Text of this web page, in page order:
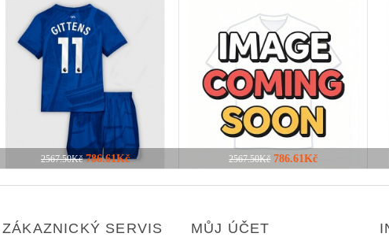
2567.50Kč 786.61Kč 2567.50Kč 786.61Kč
ZÁKAZNICKÝ SERVIS MŮJ ÚČET